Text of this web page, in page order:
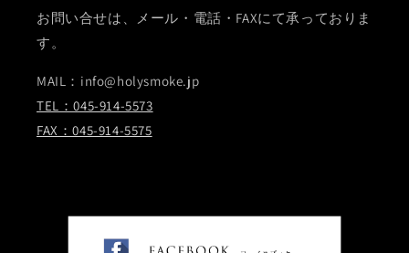
お問い合せは、メール・電話・FAXにて承っておりま
す。
MAIL：info@holysmoke.jp
TEL：045-914-5573
FAX：045-914-5575